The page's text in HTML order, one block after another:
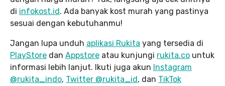
di infokost.id. Ada banyak kost murah yang pastinya
sesuai dengan kebutuhanmu!
Jangan lupa unduh aplikasi Rukita yang tersedia di
PlayStore dan Appstore atau kunjungi rukita.co untuk
informasi lebih lanjut. Ikuti juga akun Instagram
@rukita_indo, Twitter @rukita_id, dan TikTok